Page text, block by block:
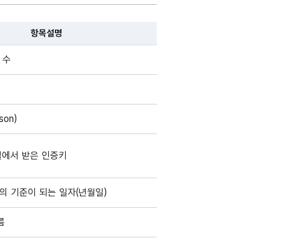
항목 설명순으로 나열됩니다.
항목설명
서 받은 인증키
기준이 되는 일자(년월일)